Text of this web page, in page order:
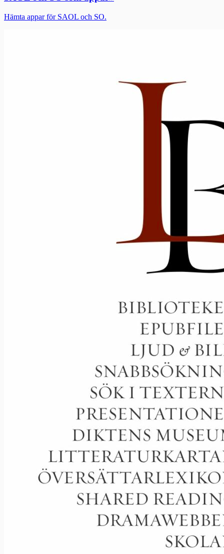
Hämta appar för SAOL och SO.